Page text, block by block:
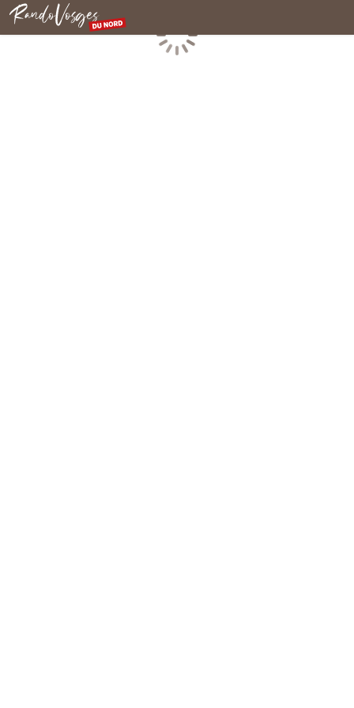
Rando Vosges du Nord
Chargement